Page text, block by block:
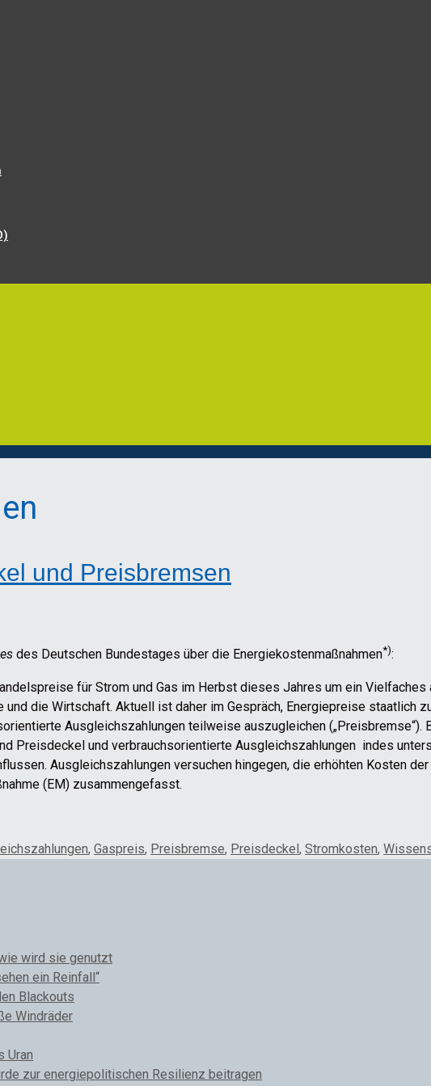
und Preisbremsen
des Deutschen Bundestages über die Energiekostenmaßnahmen*):
für Strom und Gas im Herbst dieses Jahres um ein Vielfaches
und die Wirtschaft. Aktuell ist daher im Gespräch, Energiepreise staatlich
orientierte Ausgleichszahlungen teilweise auszugleichen („Preisbremse“).
Preisdeckel und verbrauchsorientierte Ausgleichszahlungen indes
. Ausgleichszahlungen versuchen hingegen, die erhöhten Kosten der
(EM) zusammengefasst.
, Gaspreis, Preisbremse, Preisdeckel, Stromkosten,
wird sie genutzt
ein Reinfall“
Blackouts
Windräder
Uran
zur energiepolitischen Resilienz beitragen